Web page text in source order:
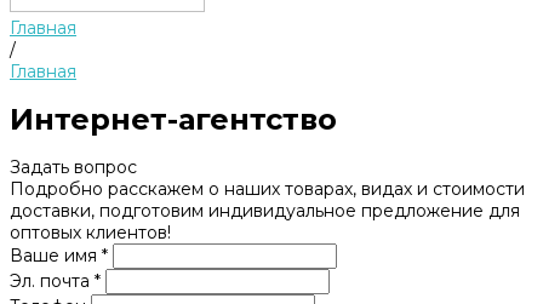
Главная
/
Главная
Интернет-агентство
Задать вопрос
Подробно расскажем о наших товарах, видах и стоимости
доставки, подготовим индивидуальное предложение для
оптовых клиентов!
Ваше имя *
Эл. почта *